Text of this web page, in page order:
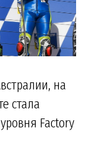
на
стала
Factory